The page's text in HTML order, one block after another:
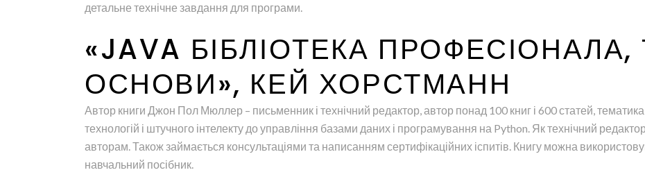
детальне технічне завдання для програми.
«JAVA БІБЛІОТЕКА ПРОФЕСІОНАЛА,
ОСНОВИ», КЕЙ ХОРСТМАНН
Автор книги Джон Пол Мюллер – письменник і технічний редактор, автор понад 100 книг і 600 статей,
технологій і штучного інтелекту до управління базами даних і програмування на Python. Як технічний
авторам. Також займається консультаціями та написанням сертифікаційних іспитів. Книгу можна
навчальний посібник.